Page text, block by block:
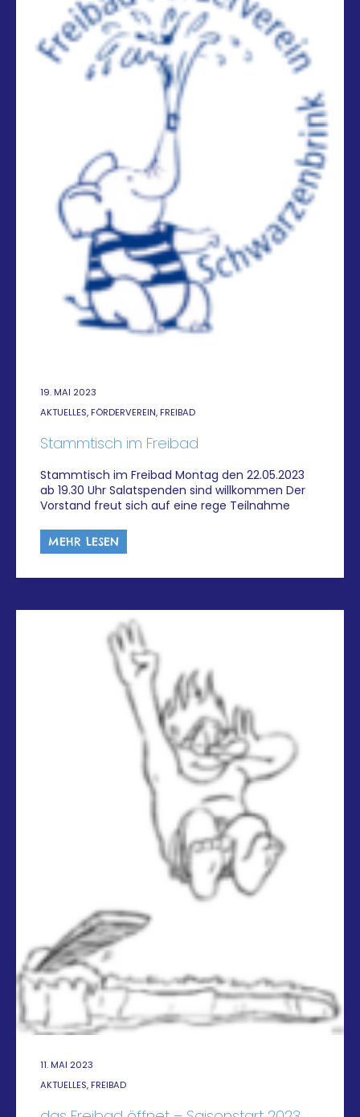
19. MAI 2023
AKTUELLES, FÖRDERVEREIN, FREIBAD
Stammtisch im Freibad
Stammtisch im Freibad Montag den 22.05.2023
ab 19.30 Uhr Salatspenden sind willkommen Der
Vorstand freut sich auf eine rege Teilnahme
MEHR LESEN
11. MAI 2023
AKTUELLES, FREIBAD